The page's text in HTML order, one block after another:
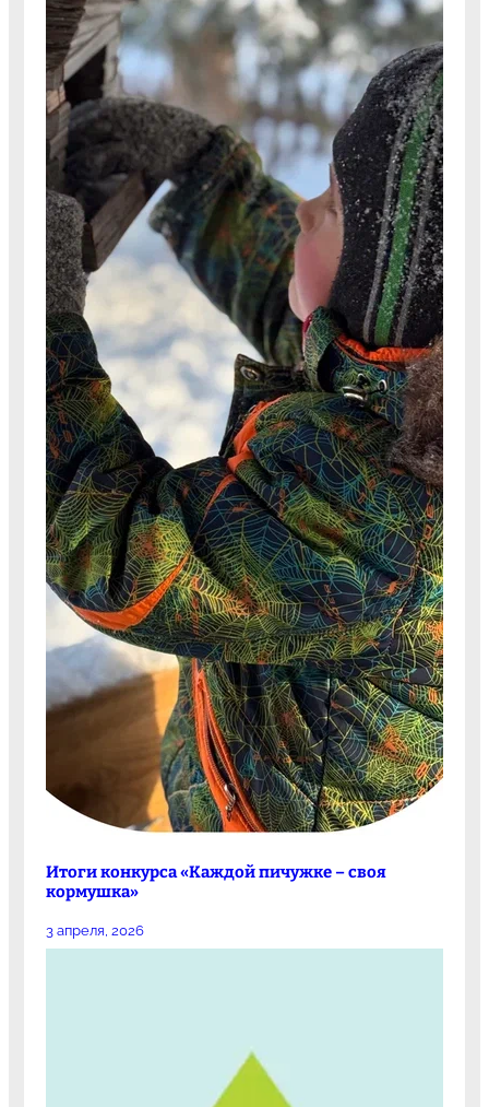
Итоги конкурса «Каждой пичужке – своя
кормушка»
3 апреля, 2026